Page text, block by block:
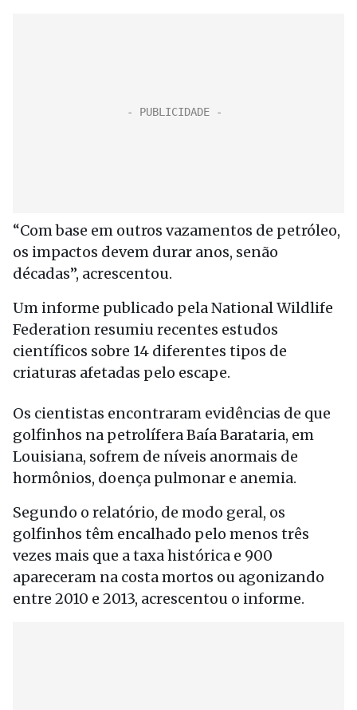
“Com base em outros vazamentos de petróleo,
os impactos devem durar anos, senão
décadas”, acrescentou.
Um informe publicado pela National Wildlife
Federation resumiu recentes estudos
científicos sobre 14 diferentes tipos de
criaturas afetadas pelo escape.
Os cientistas encontraram evidências de que
golfinhos na petrolífera Baía Barataria, em
Louisiana, sofrem de níveis anormais de
hormônios, doença pulmonar e anemia.
Segundo o relatório, de modo geral, os
golfinhos têm encalhado pelo menos três
vezes mais que a taxa histórica e 900
apareceram na costa mortos ou agonizando
entre 2010 e 2013, acrescentou o informe.